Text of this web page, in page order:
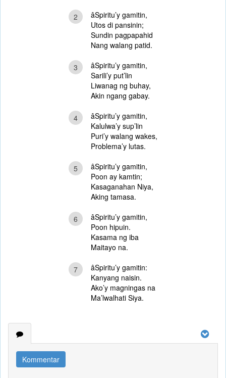
2
âSpiritu’y gamitin,
Utos di pansinin;
Sundin pagpapahid
Nang walang patid.
3
âSpiritu’y gamitin,
Sarili’y put’lin
Liwanag ng buhay,
Akin ngang gabay.
4
âSpiritu’y gamitin,
Kalulwa’y sup’lin
Puri’y walang wakes,
Problema’y lutas.
5
âSpiritu’y gamitin,
Poon ay kamtin;
Kasaganahan Niya,
Aking tamasa.
6
âSpiritu’y gamitin,
Poon hipuin.
Kasama ng iba
Maitayo na.
7
âSpiritu’y gamitin:
Kanyang naisin.
Ako’y magningas na
Ma’lwalhati Siya.
Kommentar